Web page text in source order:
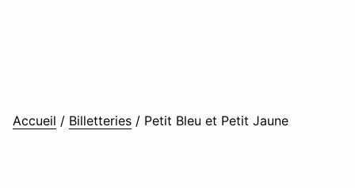
Accueil / Billetteries / Petit Bleu et Petit Jaune